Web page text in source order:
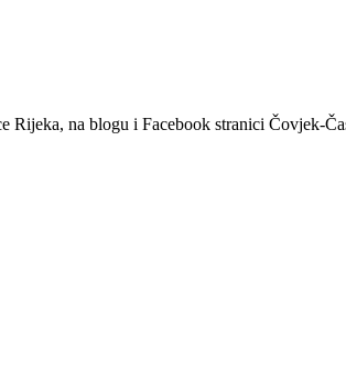
na blogu i Facebook stranici Čovjek-